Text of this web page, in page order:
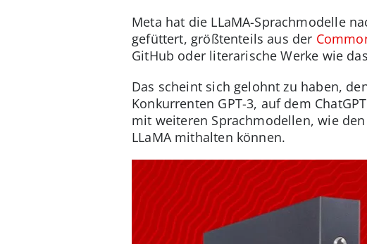
Meta hat die LLaMA-Sprachmodelle
gefüttert, größtenteils aus der
GitHub oder literarische Werke wie das
Das scheint sich gelohnt zu haben,
Konkurrenten GPT-3, auf dem
mit weiteren Sprachmodellen, wie
LLaMA mithalten können.